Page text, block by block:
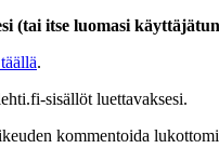
itse luomasi
.
sisällöt luettavaksesi.
kommentoida